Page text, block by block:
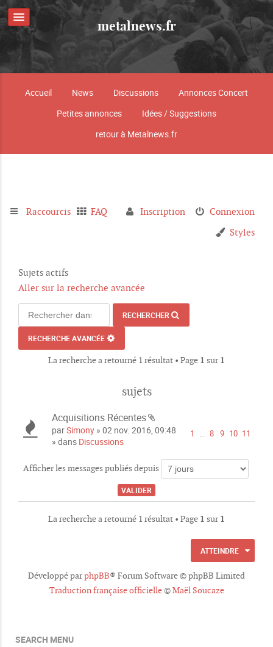
metalnews.fr
Accueil News Discussions
Annonces Concert
Petites annonces
Idées / Suggestions
retour à Metalnews.fr
Raccourcis FAQ Connexion
Inscription
Styles
Sujets actifs
Aller sur la recherche avancée
RECHERCHER
RECHERCHE AVANCÉE
La recherche a retourné 1 résultat • Page 1 sur1
sujets
Acquisitions Récentes
P
e
s
j
i
1 … 8 9 10 11
parSimony » 02 nov. 2016, 09:48
» dans Discussions
Afficher les messages publiés depuis
La recherche a retourné 1 résultat • Page 1 sur1
ATTEINDRE
Développé parphpBB® Forum Software © phpBB Limited
Traduction française officielle©Maël Soucaze
SEARCH MENU